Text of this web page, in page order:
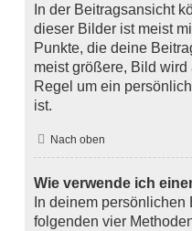
In der Beitragsansicht
dieser Bilder ist meist
Punkte, die deine
meist größere, Bild wird
Regel um ein
ist.
Nach oben
Wie verwende ich
In deinem persönlichen
folgenden vier